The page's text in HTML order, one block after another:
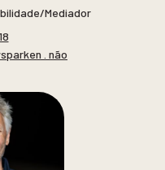
Mediador
. não